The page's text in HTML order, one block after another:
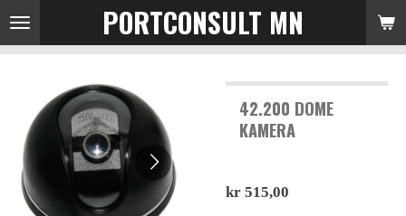
Gå
til
PORTCONSULT MN
42.200 DOME
KAMERA
kr 515,00